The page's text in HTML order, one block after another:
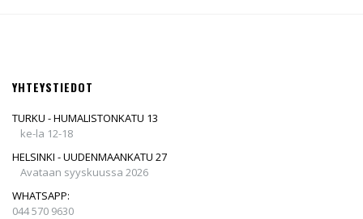
YHTEYSTIEDOT
TURKU - HUMALISTONKATU 13
ke-la 12-18
HELSINKI - UUDENMAANKATU 27
Avataan syyskuussa 2026
WHATSAPP:
044 570 9630